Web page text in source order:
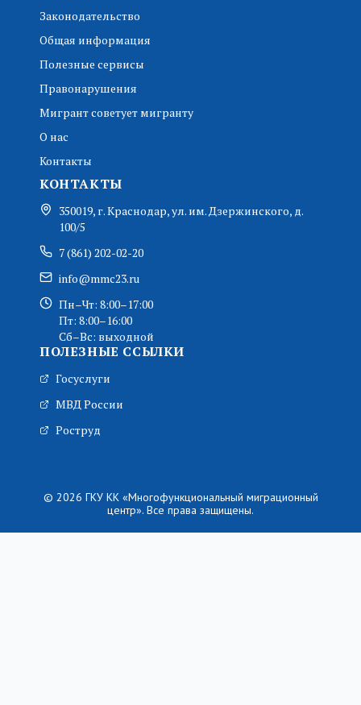
Законодательство
Общая информация
Полезные сервисы
Правонарушения
Мигрант советует мигранту
О нас
Контакты
КОНТАКТЫ
350019, г. Краснодар, ул. им. Дзержинского, д.
100/5
7 (861) 202-02-20
info@mmc23.ru
Пн–Чт: 8:00–17:00
Пт: 8:00–16:00
Сб–Вс: выходной
ПОЛЕЗНЫЕ ССЫЛКИ
Госуслуги
МВД России
Роструд
© 2026 ГКУ КК «Многофункциональный миграционный
центр». Все права защищены.